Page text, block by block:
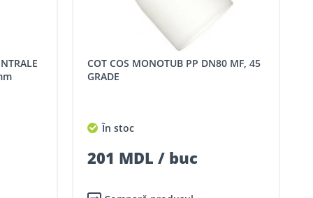
COT COS MONOTUB PP DN80 MF, 45
GRADE
În stoc
201 MDL / buc